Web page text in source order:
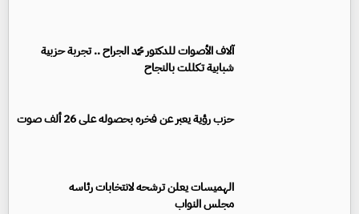
آلاف الأصوات للدكتور محمد الجراح .. تجربة حزبية
شبابية تكللت بالنجاح
حزب رؤية يعبر عن فخره بحصوله على 26 ألف صوت
الهميسات يعلن ترشحه لانتخابات رئاسه
مجلس النواب